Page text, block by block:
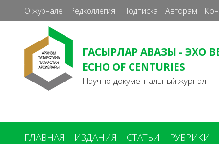
О журнале Редколлегия Подписка Авторам
ГАСЫРЛАР АВАЗЫ - ЭХО
ECHO OF CENTURIES
Научно-документальный журнал
ГЛАВНАЯ ИЗДАНИЯ СТАТЬИ РУБРИКИ